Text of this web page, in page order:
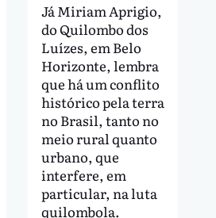
Já Miriam Aprigio,
do Quilombo dos
Luízes, em Belo
Horizonte, lembra
que há um conflito
histórico pela terra
no Brasil, tanto no
meio rural quanto
urbano, que
interfere, em
particular, na luta
quilombola.